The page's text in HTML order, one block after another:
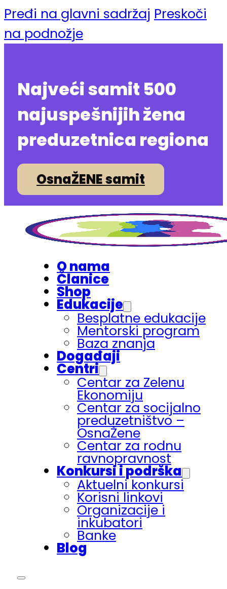
Pređi na glavni sadržaj Preskoči
na podnožje
Najveći samit 500
najuspešnijih žena
preduzetnica regiona
OsnaŽENE samit
O nama
Članice
Shop
Edukacije
Besplatne edukacije
Mentorski program
Baza znanja
Događaji
Centri
Centar za Zelenu
Ekonomiju
Centar za socijalno
preduzetništvo –
OsnaŽene
Centar za rodnu
ravnopravnost
Konkursi i podrška
Aktuelni konkursi
Korisni linkovi
Organizacije i
inkubatori
Banke
Blog